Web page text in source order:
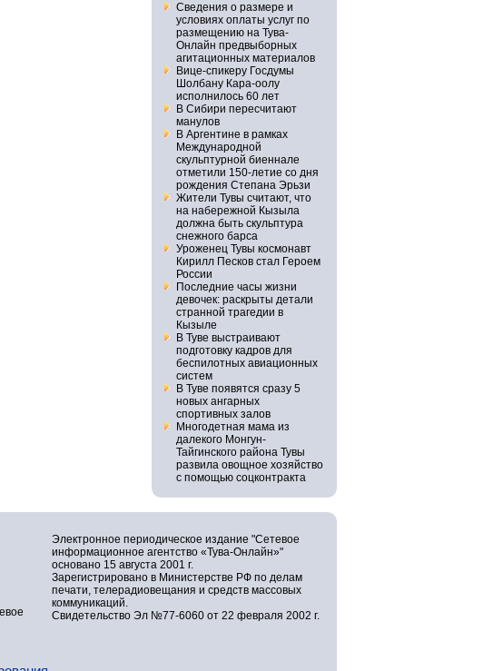
Сведения о размере и
условиях оплаты услуг по
размещению на Тува-
Онлайн предвыборных
агитационных материалов
Вице-спикеру Госдумы
Шолбану Кара-оолу
исполнилось 60 лет
В Сибири пересчитают
манулов
В Аргентине в рамках
Международной
скульптурной биеннале
отметили 150-летие со дня
рождения Степана Эрьзи
Жители Тувы считают, что
на набережной Кызыла
должна быть скульптура
снежного барса
Уроженец Тувы космонавт
Кирилл Песков стал Героем
России
Последние часы жизни
девочек: раскрыты детали
странной трагедии в
Кызыле
В Туве выстраивают
подготовку кадров для
беспилотных авиационных
систем
В Туве появятся сразу 5
новых ангарных
спортивных залов
Многодетная мама из
далекого Монгун-
Тайгинского района Тувы
развила овощное хозяйство
с помощью соцконтракта
Электронное периодическое издание "Сетевое
информационное агентство «Тува-Онлайн»"
основано 15 августа 2001 г.
Зарегистрировано в Министерстве РФ по делам
печати, телерадиовещания и средств массовых
коммуникаций.
Свидетельство Эл №77-6060 от 22 февраля 2002 г.